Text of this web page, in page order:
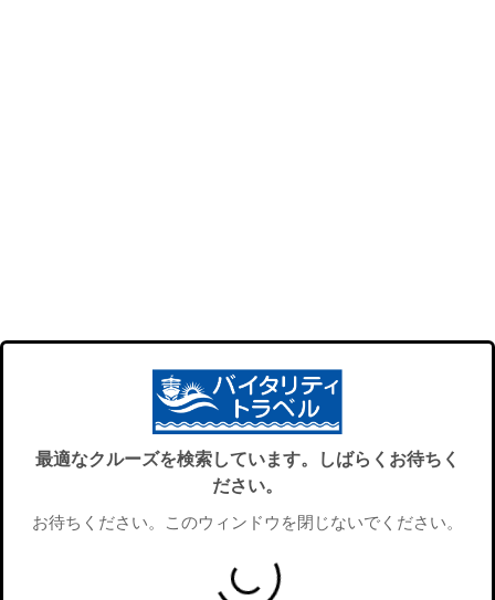
最適なクルーズを検索しています。しばらくお待ちく
ださい。
お待ちください。このウィンドウを閉じないでください。